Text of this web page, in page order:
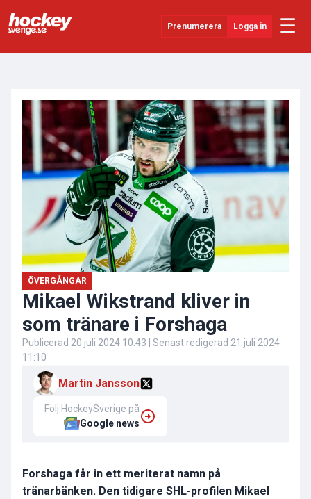
Prenumerera Logga in ☰
SHL
Evenemang
Övrigt
ÖVERGÅNGAR
Mikael Wikstrand kliver in
som tränare i Forshaga
Publicerad 20 juli 2024 10:43 | Senast redigerad 21 juli 2024
11:10
Martin Jansson
Följ HockeySverige på
Google news
Forshaga får in ett meriterat namn på
tränarbänken. Den tidigare SHL-profilen Mikael